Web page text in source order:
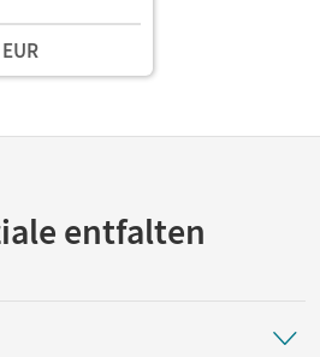
als E-Book
entfalten